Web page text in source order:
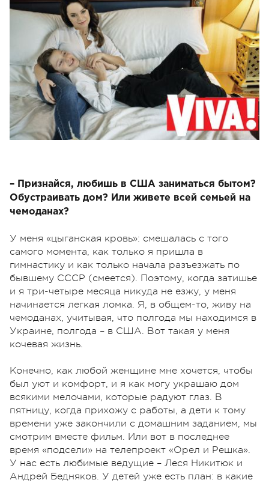
– Признайся, любишь в США заниматься бытом?
Обустраивать дом? Или живете всей семьей на
чемоданах?
У меня «цыганская кровь»: смешалась с того
самого момента, как только я пришла в
гимнастику и как только начала разъезжать по
бывшему СССР (смеется). Поэтому, когда затишье
и я три-четыре месяца никуда не езжу, у меня
начинается легкая ломка. Я, в общем-то, живу на
чемоданах, учитывая, что полгода мы находимся в
Украине, полгода – в США. Вот такая у меня
кочевая жизнь.
Конечно, как любой женщине мне хочется, чтобы
был уют и комфорт, и я как могу украшаю дом
всякими мелочами, которые радуют глаз. В
пятницу, когда прихожу с работы, а дети к тому
времени уже закончили с домашним заданием, мы
смотрим вместе фильм. Или вот в последнее
время «подсели» на телепроект «Орел и Решка».
У нас есть любимые ведущие – Леся Никитюк и
Андрей Бедняков. У детей уже есть план: в какие